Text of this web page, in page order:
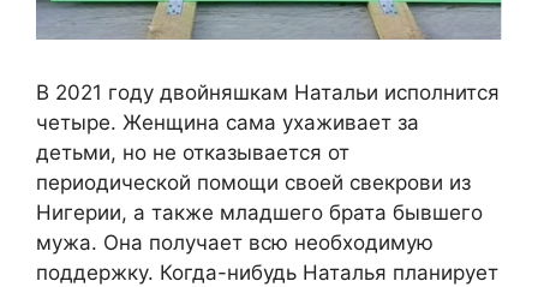
В 2021 году двойняшкам Натальи исполнится
четыре. Женщина сама ухаживает за
детьми, но не отказывается от
периодической помощи своей свекрови из
Нигерии, а также младшего брата бывшего
мужа. Она получает всю необходимую
поддержку. Когда-нибудь Наталья планирует